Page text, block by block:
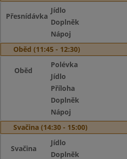
Přesnídávka
Jídlo
Doplněk
Nápoj
Oběd (11:45 - 12:30)
Oběd
Polévka
Jídlo
Příloha
Doplněk
Nápoj
Svačina (14:30 - 15:00)
Svačina
Jídlo
Doplněk